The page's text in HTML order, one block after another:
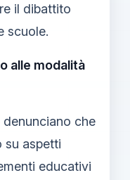
il dibattito
scuole.
alle modalità
denunciano che
su aspetti
educativi